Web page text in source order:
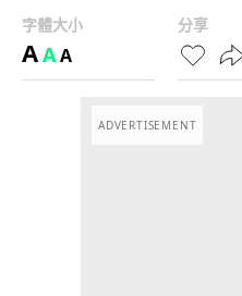
字體大小
AAA
分享
ADVERTISEMENT